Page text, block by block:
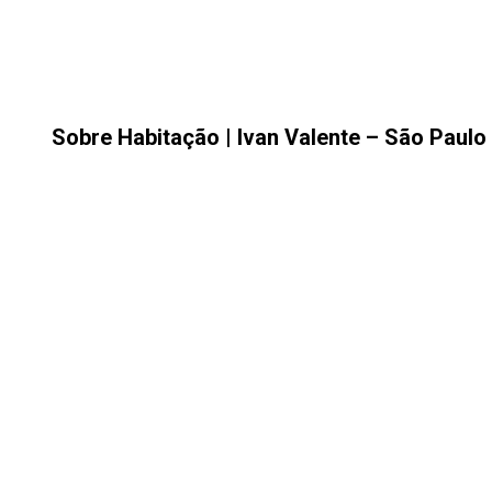
Sobre Habitação | Ivan Valente – São Paulo